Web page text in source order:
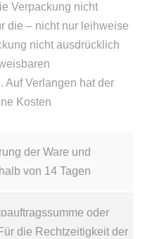
Verpackung nicht
die – nicht nur leihweise
nicht ausdrücklich
Auf Verlangen hat der
Kosten
der Ware und
von 14 Tagen
oder
die Rechtzeitigkeit der